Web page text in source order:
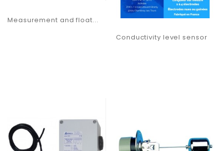
Measurement and float...
Conductivity level sensor